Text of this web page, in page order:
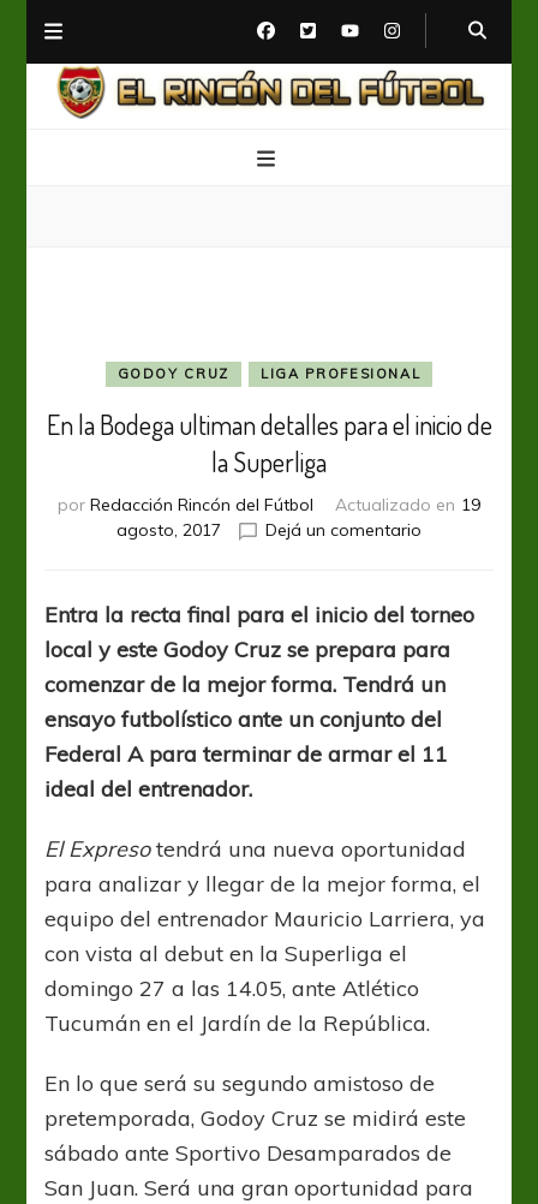
GODOY CRUZ LIGA PROFESIONAL
En la Bodega ultiman detalles para el inicio de
la Superliga
por Redacción Rincón del Fútbol Actualizado en 19
agosto, 2017
Dejá un comentario
ultiman
detalles
para
el
inicio
de
Entra la recta final para el inicio del torneo
local y este Godoy Cruz se prepara para
comenzar de la mejor forma. Tendrá un
ensayo futbolístico ante un conjunto del
Federal A para terminar de armar el 11
ideal del entrenador.
El Expresotendrá una nueva oportunidad
para analizar y llegar de la mejor forma, el
equipo del entrenador Mauricio Larriera, ya
con vista al debut en la Superliga el
domingo 27 a las 14.05, ante Atlético
Tucumán en el Jardín de la República.
En lo que será su segundo amistoso de
pretemporada, Godoy Cruz se midirá este
sábado ante Sportivo Desamparados de
San Juan. Será una gran oportunidad para